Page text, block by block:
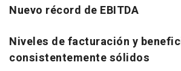
Nuevo récord de EBITDA
Niveles de facturación y
consistentemente sólidos